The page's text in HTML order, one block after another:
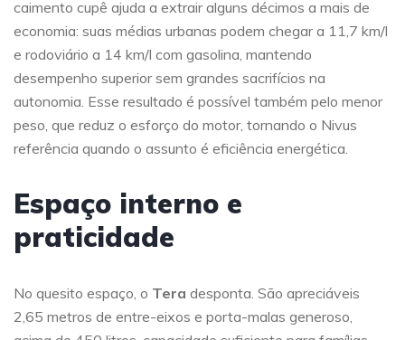
caimento cupê ajuda a extrair alguns décimos a mais de
economia: suas médias urbanas podem chegar a 11,7 km/l
e rodoviário a 14 km/l com gasolina, mantendo
desempenho superior sem grandes sacrifícios na
autonomia. Esse resultado é possível também pelo menor
peso, que reduz o esforço do motor, tornando o Nivus
referência quando o assunto é eficiência energética.
Espaço interno e
praticidade
No quesito espaço, o Tera desponta. São apreciáveis
2,65 metros de entre-eixos e porta-malas generoso,